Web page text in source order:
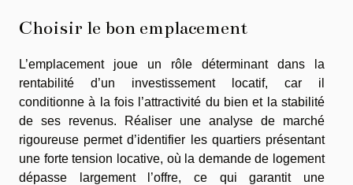
Choisir le bon emplacement
L’emplacement joue un rôle déterminant dans la
rentabilité d’un investissement locatif, car il
conditionne à la fois l’attractivité du bien et la stabilité
de ses revenus. Réaliser une analyse de marché
rigoureuse permet d’identifier les quartiers présentant
une forte tension locative, où la demande de logement
dépasse largement l’offre, ce qui garantit une